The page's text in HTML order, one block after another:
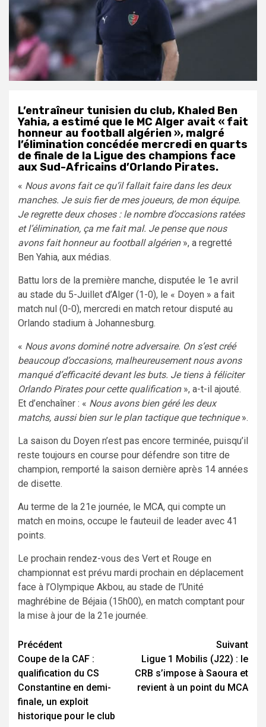
L’entraîneur tunisien du club, Khaled Ben
Yahia, a estimé que le MC Alger avait « fait
honneur au football algérien », malgré
l’élimination concédée mercredi en quarts
de finale de la Ligue des champions face
aux Sud-Africains d’Orlando Pirates.
« Nous avons fait ce qu’il fallait faire dans les deux
manches. Je suis fier de mes joueurs, de mon équipe.
Je regrette deux choses : le nombre d’occasions ratées
et l’élimination, ça me fait mal. Je pense que nous
avons fait honneur au football algérien», a regretté
Ben Yahia, aux médias.
Battu lors de la première manche, disputée le 1e avril
au stade du 5-Juillet d’Alger (1-0), le « Doyen » a fait
match nul (0-0), mercredi en match retour disputé au
Orlando stadium à Johannesburg.
« Nous avons dominé notre adversaire. On s’est créé
beaucoup d’occasions, malheureusement nous avons
manqué d’efficacité devant les buts. Je tiens à féliciter
Orlando Pirates pour cette qualification», a-t-il ajouté.
Et d’enchaîner : « Nous avons bien géré les deux
matchs, aussi bien sur le plan tactique que technique».
La saison du Doyen n’est pas encore terminée, puisqu’il
reste toujours en course pour défendre son titre de
champion, remporté la saison dernière après 14 années
de disette.
Au terme de la 21e journée, le MCA, qui compte un
match en moins, occupe le fauteuil de leader avec 41
points.
Le prochain rendez-vous des Vert et Rouge en
championnat est prévu mardi prochain en déplacement
face à l’Olympique Akbou, au stade de l’Unité
maghrébine de Béjaia (15h00), en match comptant pour
la mise à jour de la 21e journée.
Navigation
d’article
Précédent
Coupe de la CAF :
qualification du CS
Constantine en demi-
finale, un exploit
historique pour le club
Suivant
Ligue 1 Mobilis (J22) : le
CRB s’impose à Saoura et
revient à un point du MCA